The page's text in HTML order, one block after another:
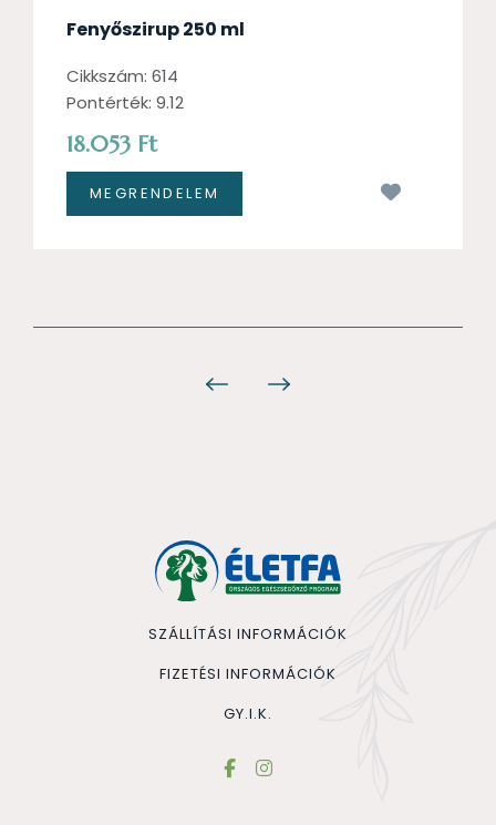
Fenyőszirup 250 ml
Cikkszám: 614
Pontérték: 9.12
18.053 Ft
SZÁLLÍTÁSI INFORMÁCIÓK
FIZETÉSI INFORMÁCIÓK
GY.I.K.